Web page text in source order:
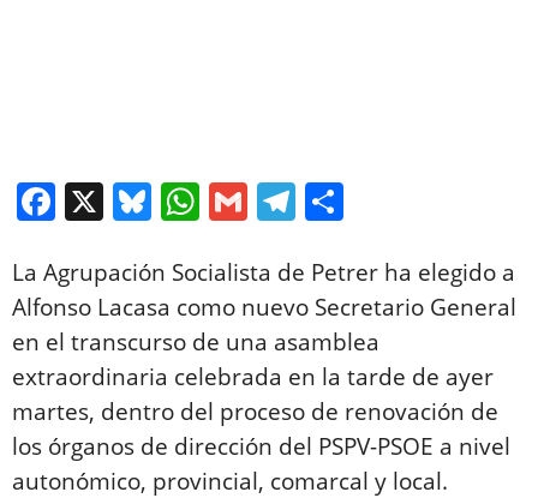
F
c
e
b
o
o
k
X
Bl
e
sk
y
W
at
s
A
p
p
G
ail
T
e
gr
a
m
m
p
ar
tir
La Agrupación Socialista de Petrer ha elegido a
Alfonso Lacasa como nuevo Secretario General
en el transcurso de una asamblea
extraordinaria celebrada en la tarde de ayer
martes, dentro del proceso de renovación de
los órganos de dirección del PSPV-PSOE a nivel
autonómico, provincial, comarcal y local.